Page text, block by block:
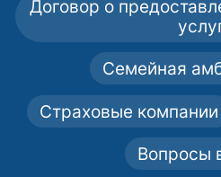
Договор о
Семейная
Страховые компании
Вопросы